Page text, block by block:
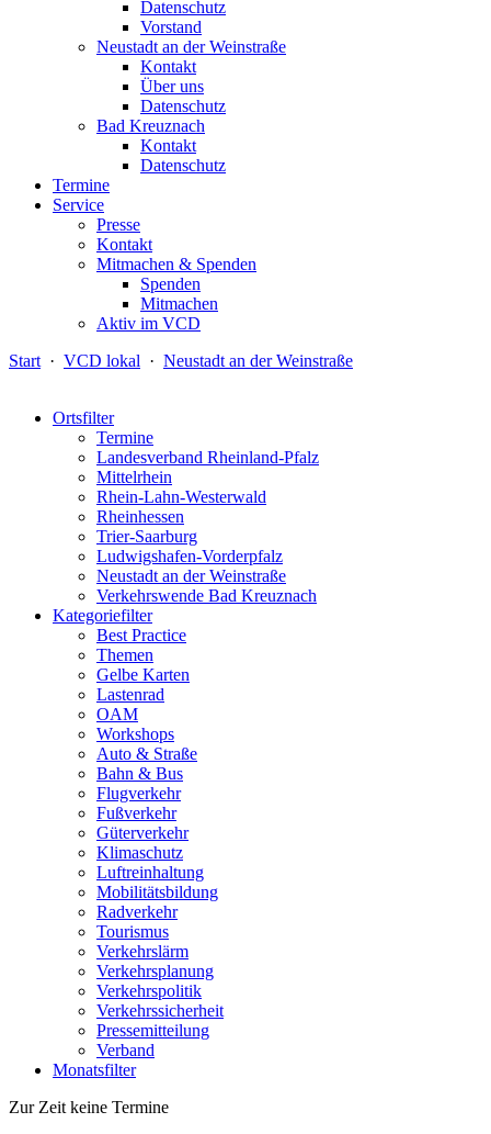
Datenschutz
Vorstand
Neustadt an der Weinstraße
Kontakt
Über uns
Datenschutz
Bad Kreuznach
Kontakt
Datenschutz
Termine
Service
Presse
Kontakt
Mitmachen & Spenden
Spenden
Mitmachen
Aktiv im VCD
Start · VCD lokal · Neustadt an der Weinstraße
Ortsfilter
Termine
Landesverband Rheinland-Pfalz
Mittelrhein
Rhein-Lahn-Westerwald
Rheinhessen
Trier-Saarburg
Ludwigshafen-Vorderpfalz
Neustadt an der Weinstraße
Verkehrswende Bad Kreuznach
Kategoriefilter
Best Practice
Themen
Gelbe Karten
Lastenrad
OAM
Workshops
Auto & Straße
Bahn & Bus
Flugverkehr
Fußverkehr
Güterverkehr
Klimaschutz
Luftreinhaltung
Mobilitätsbildung
Radverkehr
Tourismus
Verkehrslärm
Verkehrsplanung
Verkehrspolitik
Verkehrssicherheit
Pressemitteilung
Verband
Monatsfilter
Zur Zeit keine Termine